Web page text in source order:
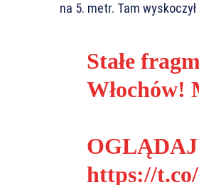
na 5. metr. Tam
Stałe
Włochów!
OGLĄDAJ
https://